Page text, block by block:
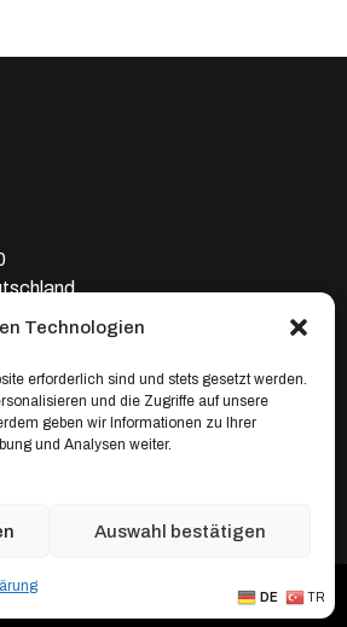
Technologien
erforderlich sind und stets gesetzt werden.
und die Zugriffe auf unsere
geben wir Informationen zu Ihrer
und Analysen weiter.
Auswahl bestätigen
DE TR